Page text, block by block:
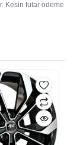
Kesin tutar ödeme